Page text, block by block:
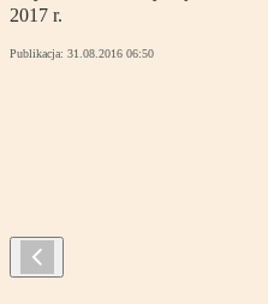
2017 r.
Publikacja: 31.08.2016 06:50